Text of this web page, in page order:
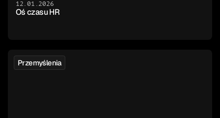
12.01.2026
Oś czasu HR
Przemyślenia